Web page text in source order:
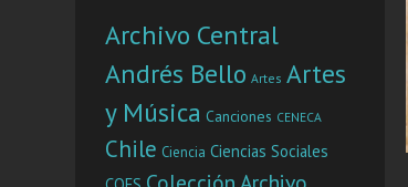
Archivo Central
Andrés Bello Artes Artes
y Música Canciones CENECA
Chile Ciencia Ciencias Sociales